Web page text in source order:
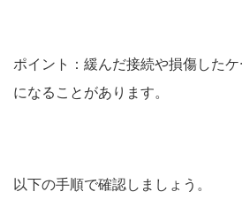
ポイント：緩んだ接続や損傷した
になることがあります。
以下の手順で確認しましょう。